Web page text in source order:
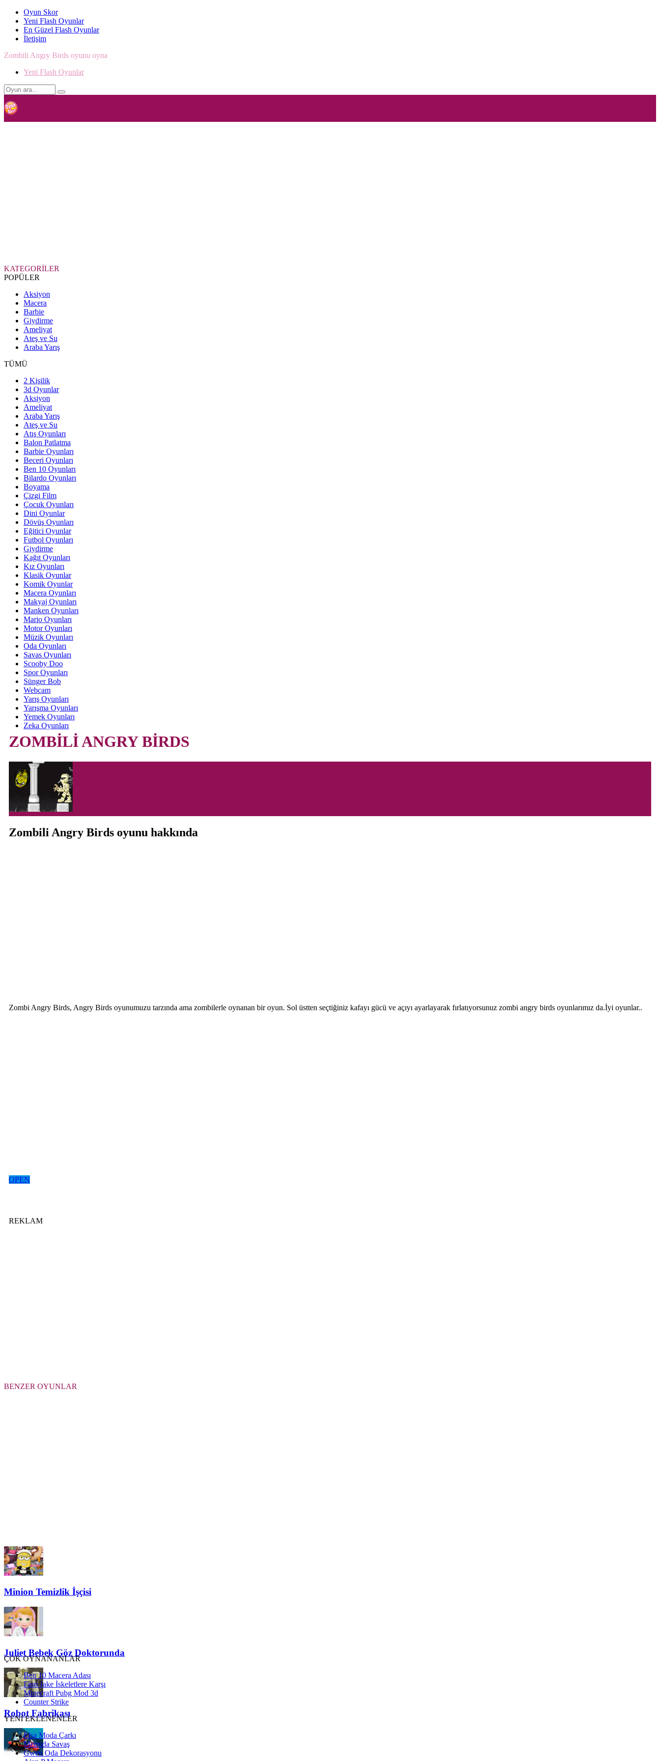
Oyun Skor
Yeni Flash Oyunlar
En Güzel Flash Oyunlar
İletişim
Zombili Angry Birds oyunu oyna
Yeni Flash Oyunlar
KATEGORİLER
POPÜLER
Aksiyon
Macera
Barbie
Giydirme
Ameliyat
Ateş ve Su
Araba Yarış
TÜMÜ
2 Kişilik
3d Oyunlar
Aksiyon
Ameliyat
Araba Yarış
Ateş ve Su
Atış Oyunları
Balon Patlatma
Barbie Oyunları
Beceri Oyunları
Ben 10 Oyunları
Bilardo Oyunları
Boyama
Çizgi Film
Çocuk Oyunları
Dini Oyunlar
Dövüş Oyunları
Eğitici Oyunlar
Futbol Oyunları
Giydirme
Kağıt Oyunları
Kız Oyunları
Klasik Oyunlar
Komik Oyunlar
Macera Oyunları
Makyaj Oyunları
Manken Oyunları
Mario Oyunları
Motor Oyunları
Müzik Oyunları
Oda Oyunları
Savas Oyunları
Scooby Doo
Spor Oyunları
Sünger Bob
Webcam
Yarış Oyunları
Yarışma Oyunları
Yemek Oyunları
Zeka Oyunları
ZOMBİLİ ANGRY BİRDS
Zombili Angry Birds oyunu hakkında
Zombi Angry Birds, Angry Birds oyunumuzu tarzında ama zombilerle oynanan bir oyun. Sol üstten seçtiğiniz kafayı gücü ve açıyı ayarlayarak fırlatıyorsunuz zombi angry birds oyunlarımız da.İyi oyunlar..
OPEN
REKLAM
BENZER OYUNLAR
Minion Temizlik İşçisi
Juliet Bebek Göz Doktorunda
Robot Fabrikası
ÇOK OYNANANLAR
Ben 10 Macera Adası
Finn Jake İskeletlere Karşı
Minecraft Pubg Mod 3d
Counter Strike
YENİ EKLENENLER
Elsa Moda Çarkı
Metroda Savaş
Gwen Oda Dekorasyonu